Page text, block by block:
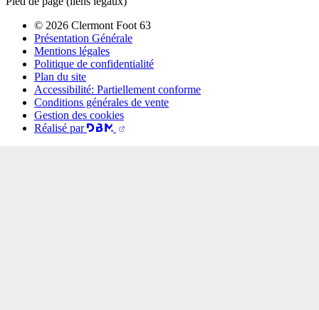
© 2026 Clermont Foot 63
Présentation Générale
Mentions légales
Politique de confidentialité
Plan du site
Accessibilité: Partiellement conforme
Conditions générales de vente
Gestion des cookies
Réalisé par